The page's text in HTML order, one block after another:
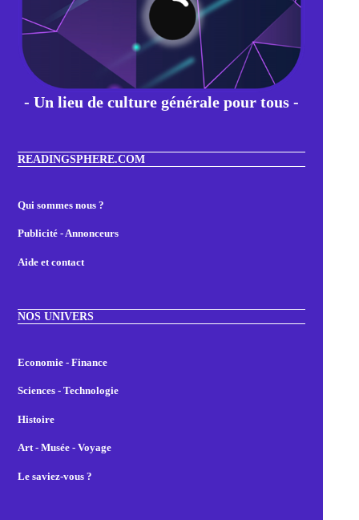
- Un lieu de culture générale pour tous -
READINGSPHERE.COM
Qui sommes nous ?
Publicité - Annonceurs
Aide et contact
NOS UNIVERS
Economie - Finance
Sciences - Technologie
Histoire
Art - Musée - Voyage
Le saviez-vous ?